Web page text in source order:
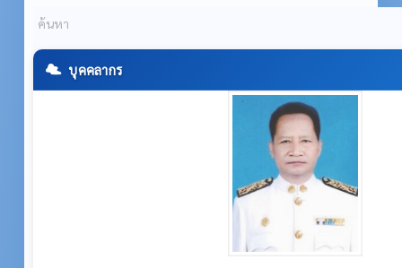
บุคคลากร